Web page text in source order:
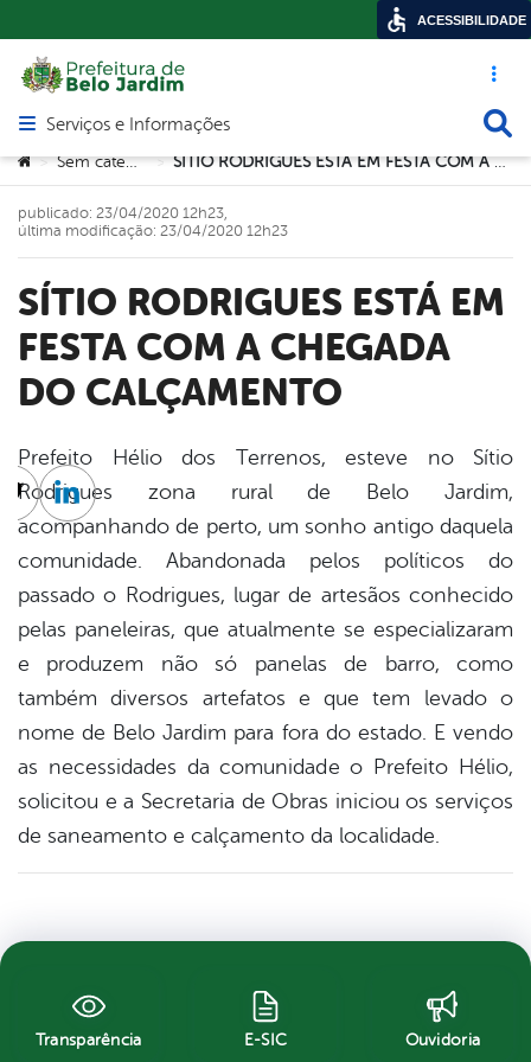
Acesso
Abrir menu principal de navegação
Serviços e Informações
Você está aqui:
> Sem categoria > SÍTIO RODRIGUES ESTÁ EM FESTA COM A CHEGADA DO CALÇAMENTO
SÍTIO RODRIGUES ESTÁ EM
FESTA COM A CHEGADA
DO CALÇAMENTO
publicado: 23/04/2020 12h23,
última modificação: 23/04/2020 12h23
Prefeito Hélio dos Terrenos, esteve no Sítio
Rodrigues zona rural de Belo Jardim,
acompanhando de perto, um sonho antigo daquela
comunidade. Abandonada pelos políticos do
passado o Rodrigues, lugar de artesãos conhecido
pelas paneleiras, que atualmente se especializaram
e produzem não só panelas de barro, como
também diversos artefatos e que tem levado o
nome de Belo Jardim para fora do estado. E vendo
as necessidades da comunidade o Prefeito Hélio,
solicitou e a Secretaria de Obras iniciou os serviços
de saneamento e calçamento da localidade.
Twitter
Linkedin
Transparência E-SIC Ouvidoria
ACESSIBILIDADE